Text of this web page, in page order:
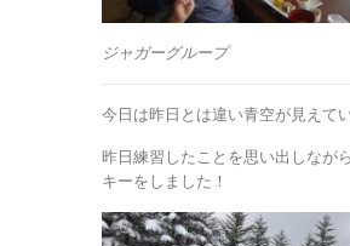
ジャガーグループ
今日は昨日とは違い青空が見えて
昨日練習したことを思い出しなが
キーをしました！